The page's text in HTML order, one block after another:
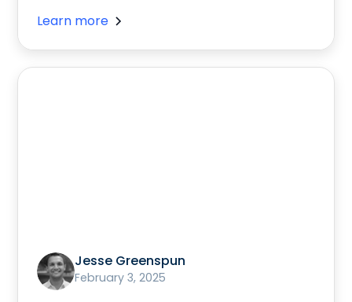
Learn more
Jesse Greenspun
February 3, 2025